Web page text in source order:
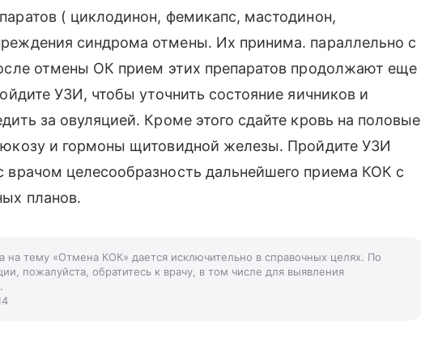
( циклодинон, фемикапс, мастодинон,
синдрома отмены. Их принима. параллельно с
отмены ОК прием этих препаратов продолжают еще
УЗИ, чтобы уточнить состояние яичников и
за овуляцией. Кроме этого сдайте кровь на половые
и гормоны щитовидной железы. Пройдите УЗИ
врачом целесообразность дальнейшего приема КОК с
планов.
на тему «Отмена КОК» дается исключительно в справочных целях. По
пожалуйста, обратитесь к врачу, в том числе для выявления